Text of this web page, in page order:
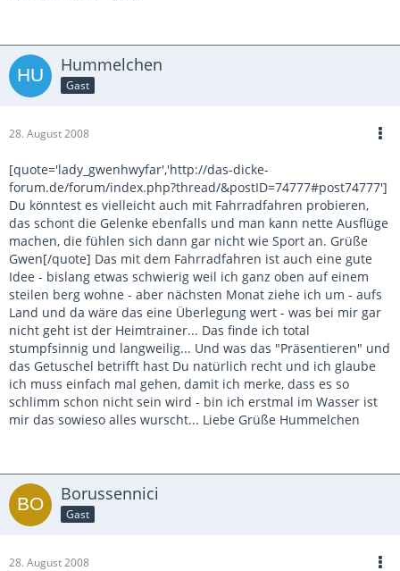
Hummelchen
Gast
28. August 2008
[quote='lady_gwenhwyfar','http://das-dicke-
forum.de/forum/index.php?thread/&postID=74777#post74777']
Du könntest es vielleicht auch mit Fahrradfahren probieren,
das schont die Gelenke ebenfalls und man kann nette Ausflüge
machen, die fühlen sich dann gar nicht wie Sport an. Grüße
Gwen[/quote] Das mit dem Fahrradfahren ist auch eine gute
Idee - bislang etwas schwierig weil ich ganz oben auf einem
steilen berg wohne - aber nächsten Monat ziehe ich um - aufs
Land und da wäre das eine Überlegung wert - was bei mir gar
nicht geht ist der Heimtrainer... Das finde ich total
stumpfsinnig und langweilig... Und was das "Präsentieren" und
das Getuschel betrifft hast Du natürlich recht und ich glaube
ich muss einfach mal gehen, damit ich merke, dass es so
schlimm schon nicht sein wird - bin ich erstmal im Wasser ist
mir das sowieso alles wurscht... Liebe Grüße Hummelchen
Borussennici
Gast
28. August 2008